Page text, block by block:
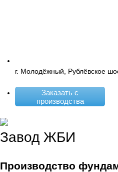
г. Молодёжный, Рублёвское
Заказать с
производства
Завод ЖБИ
Производство